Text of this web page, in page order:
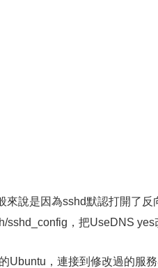
說是因為sshd默認打開了反
，把UseDNS yes
，連接到修改過的服務